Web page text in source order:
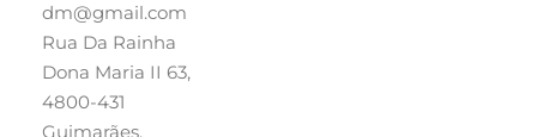
dm@gmail.com
Rua Da Rainha
Dona Maria II 63,
4800-431
Guimarães,